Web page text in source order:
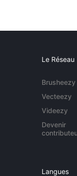
Le Réseau
Brusheezy
Vecteezy
Videezy
Devenir
Langues